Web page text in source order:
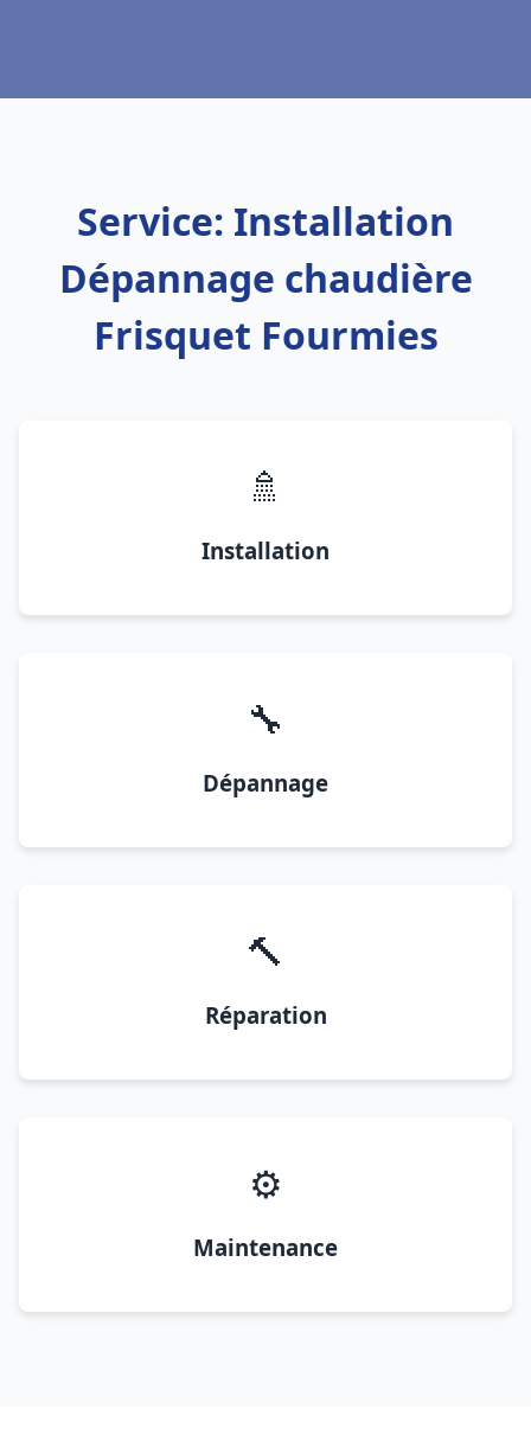
Service: Installation
Dépannage chaudière
Frisquet Fourmies
🚿
Installation
🔧
Dépannage
🔨
Réparation
⚙️
Maintenance